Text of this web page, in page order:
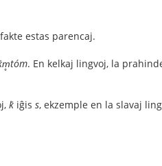
estas parencaj.
. En kelkaj lingvoj, la
ḱ iĝis s, ekzemple en la slavaj